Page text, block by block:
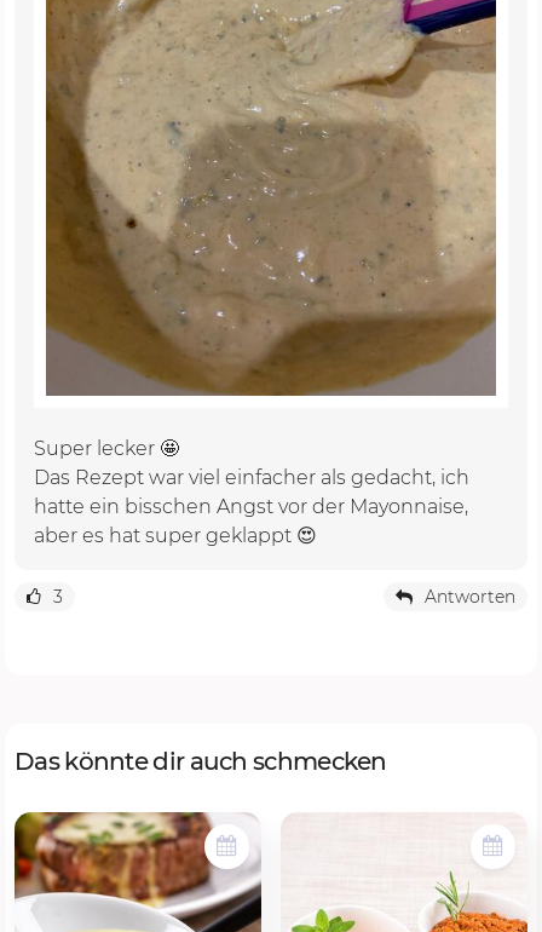
Super lecker 🤩
Das Rezept war viel einfacher als gedacht, ich
hatte ein bisschen Angst vor der Mayonnaise,
aber es hat super geklappt 😍
3 Antworten
Das könnte dir auch schmecken